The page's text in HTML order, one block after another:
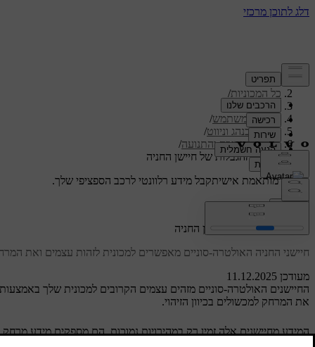
תמיכה/
כל המכוניות/
ES90 2026
/
מדריך למשתמש/
תמיכה בנהג וניווט/
זיהוי הסביבה והתנועה/
הזיהוי וההגבלות של חיישן החניה
תמיכה מותאמת אישיתקבל מידע רלוונטי לרכב הספציפי שלך.
מעודכן 11.12.2025
הזיהוי וההגבלות של חיישן החניה
חיישני החניה האולטרה-סוניים מאפשרים למכונית לזהות עצמים ואת
החיישנים האולטרה-סוניים מזהים עצמים הקרובים למכונית שלך
את המרחק למכשולים בכיוון הזיהוי.
המידע מחיישנים אלה זמין רק במהירויות נמוכות. הם מספקים מידע